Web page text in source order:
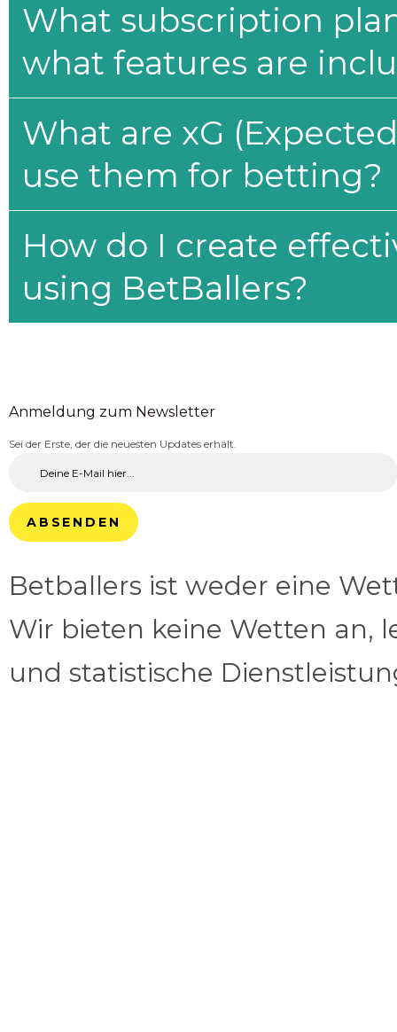
What subscription
what features are
What are xG
use them for betting?
How do I create
using BetBallers?
Anmeldung zum Newsletter
Sei der Erste, der die neuesten Updates erhält.
ABSENDEN
Betballers ist weder eine
Wir bieten keine Wetten an,
und statistische